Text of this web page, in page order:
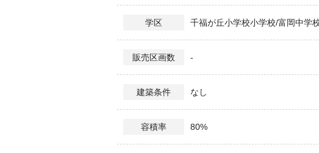
学区 千福が丘小学校小学校/富岡中学
販売区画数 -
建築条件 なし
容積率 80%